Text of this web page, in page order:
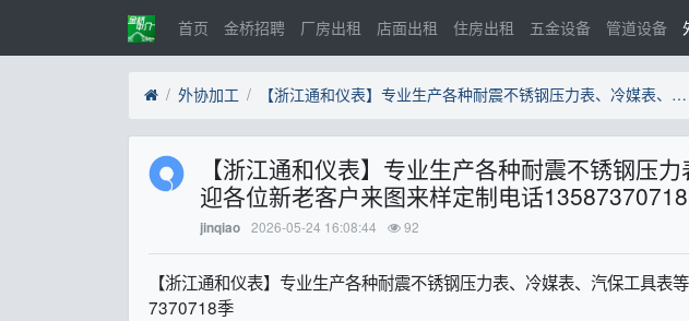
首页 金桥招聘 厂房出租 店面出租 住房出租 五金设备 管道设备
外协加工 【浙江通和仪表】专业生产各种耐震不锈钢压力表、冷媒表、汽保工具表等；欢迎各位新老客户来图来样定制电话13587370718季
【浙江通和仪表】专业生产各种耐震不锈钢压
迎各位新老客户来图来样定制电话
jinqiao 2026-05-24 16:08:44 92
【浙江通和仪表】专业生产各种耐震不锈钢压力表、冷媒表、汽保工具
7370718季